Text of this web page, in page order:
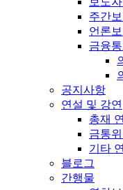
주간
언론
금융
공지사항
연설 및 강연
총재
금통
기타
블로그
간행물